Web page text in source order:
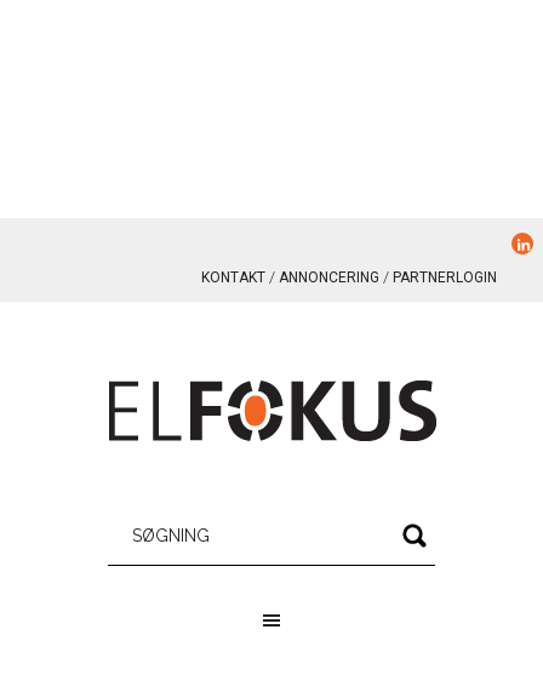
KONTAKT ANNONCERING PARTNERLOGIN